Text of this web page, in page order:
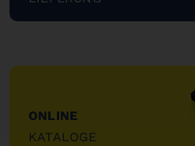
"
ONLINE
KATALOGE